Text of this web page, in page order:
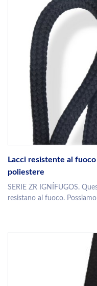
Lacci resistente al
poliestere
SERIE ZR IGNÍFUGOS.
resistano al fuoco.